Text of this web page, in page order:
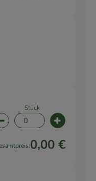
Stück
Artikelanzahl verringern
0,00 €